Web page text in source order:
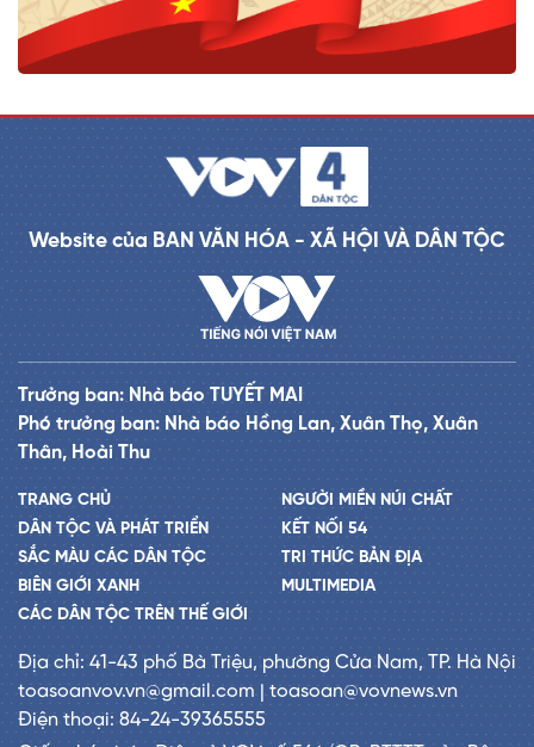
Website của BAN VĂN HÓA - XÃ HỘI VÀ DÂN TỘC
Trưởng ban: Nhà báo TUYẾT MAI
Phó trưởng ban: Nhà báo Hồng Lan, Xuân Thọ, Xuân
Thân, Hoài Thu
TRANG CHỦ
DÂN TỘC VÀ PHÁT TRIỂN
SẮC MÀU CÁC DÂN TỘC
BIÊN GIỚI XANH
CÁC DÂN TỘC TRÊN THẾ GIỚI
NGƯỜI MIỀN NÚI CHẤT
KẾT NỐI 54
TRI THỨC BẢN ĐỊA
MULTIMEDIA
Địa chỉ: 41-43 phố Bà Triệu, phường Cửa Nam, TP. Hà Nội
toasoanvov.vn@gmail.com | toasoan@vovnews.vn
Điện thoại: 84-24-39365555